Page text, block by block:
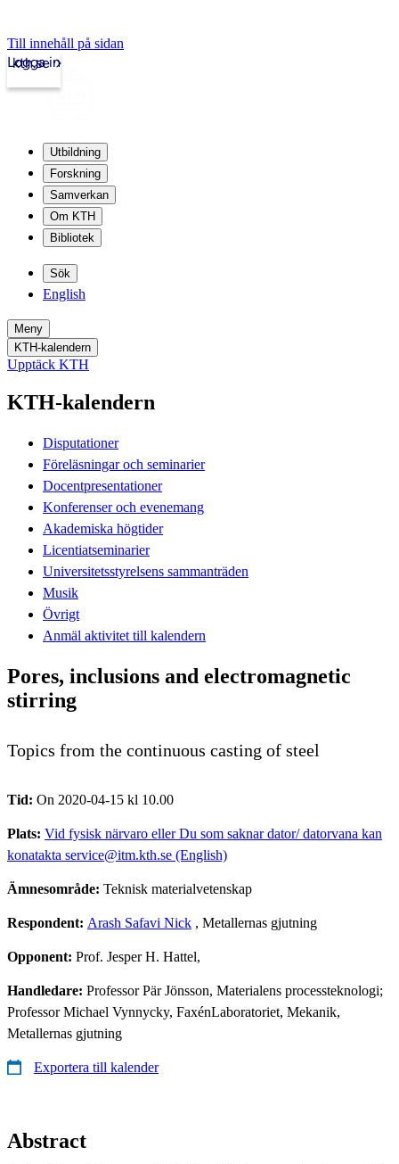
Till innehåll på sidan
kth.se
Logga in
Utbildning
Forskning
Samverkan
Om KTH
Bibliotek
Sök
English
Meny
KTH-kalendern
Upptäck KTH
KTH-kalendern
Disputationer
Föreläsningar och seminarier
Docentpresentationer
Konferenser och evenemang
Akademiska högtider
Licentiatseminarier
Universitetsstyrelsens sammanträden
Musik
Övrigt
Anmäl aktivitet till kalendern
Pores, inclusions and electromagnetic
stirring
Topics from the continuous casting of steel
Tid: On 2020-04-15 kl 10.00
Plats: Vid fysisk närvaro eller Du som saknar dator/ datorvana kan
konatakta service@itm.kth.se (English)
Ämnesområde: Teknisk materialvetenskap
Respondent: Arash Safavi Nick , Metallernas gjutning
Opponent: Prof. Jesper H. Hattel,
Handledare: Professor Pär Jönsson, Materialens processteknologi;
Professor Michael Vynnycky, FaxénLaboratoriet, Mekanik,
Metallernas gjutning
Exportera till kalender
Abstract